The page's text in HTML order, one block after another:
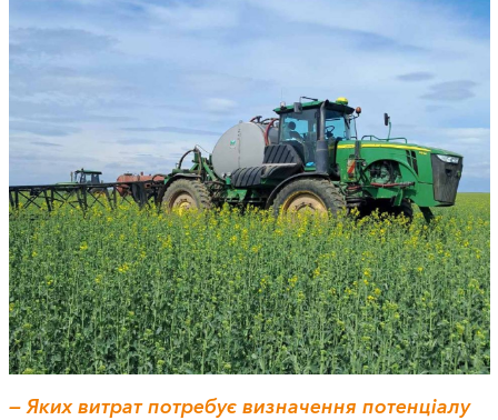
— Яких витрат потребує визначення потенціалу